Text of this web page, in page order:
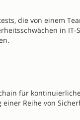
die von einem
in IT-
für
Reihe von